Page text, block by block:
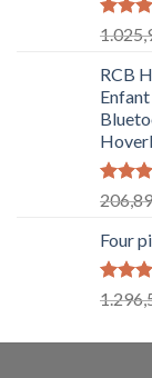
Note
RCB
Note
sur 5
Four
Note